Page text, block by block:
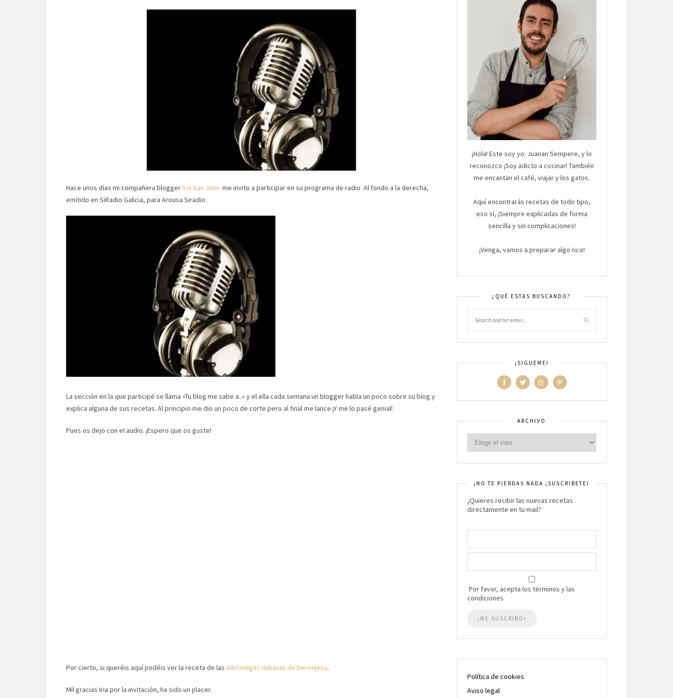
Hace unos días mi compañera bloggerIria San Juan me invito a participar en su programa de radio Al fondo a la derecha,
emitido en SiRadio Galicia, para Arousa Siradio.
La sección en la que participé se llama «Tu blog me sabe a..» y el ella cada semana un blogger habla un poco sobre su blog y
explica alguna de sus recetas. Al principio me dio un poco de corte pero al final me lance ¡Y me lo pasé genial!
Pues os dejo con el audio. ¡Espero que os guste!
Por cierto, si queréis aquí podéis ver la receta de las Albóndigas italianas de berenjena.
Mil gracias Iria por la invitación, ha sido un placer.
¡Hola! Este soy yo: Juanan Sempere, y lo
reconozco ¡Soy adicto a cocinar! También
me encantan el café, viajar y los gatos.
Aquí encontrarás recetas de todo tipo,
eso sí, ¡Siempre explicadas de forma
sencilla y sin complicaciones!
¡Venga, vamos a preparar algo rico!
¿QUÉ ESTAS BUSCANDO?
¡SIGUEME!
ARCHIVO
¡NO TE PIERDAS NADA ¡SUSCRIBETE!
¿Quieres recibir las nuevas recetas
directamente en tu mail?
Por favor, acepta los términos y las
condiciones
Política de cookies
Aviso legal